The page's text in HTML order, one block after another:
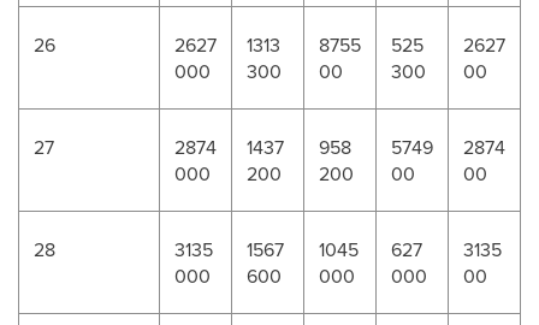
26
2627
000
1313
300
8755
00
525
300
2627
00
27
2874
000
1437
200
958
200
5749
00
2874
00
28
3135
000
1567
600
1045
000
627
000
3135
00